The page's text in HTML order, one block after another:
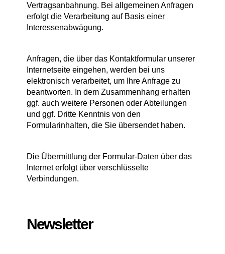
Vertragsanbahnung. Bei allgemeinen Anfragen
erfolgt die Verarbeitung auf Basis einer
Interessenabwägung.
Anfragen, die über das Kontaktformular unserer
Internetseite eingehen, werden bei uns
elektronisch verarbeitet, um Ihre Anfrage zu
beantworten. In dem Zusammenhang erhalten
ggf. auch weitere Personen oder Abteilungen
und ggf. Dritte Kenntnis von den
Formularinhalten, die Sie übersendet haben.
Die Übermittlung der Formular-Daten über das
Internet erfolgt über verschlüsselte
Verbindungen.
Newsletter